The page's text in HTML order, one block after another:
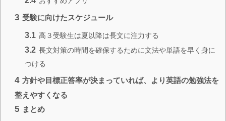
3 受験に向けたスケジュール
3.1 高３受験生は夏以降は長文に注力する
3.2 長文対策の時間を確保するために文法や単語を早く身に
つける
4 方針や目標正答率が決まっていれば、より英語の勉強法を
整えやすくなる
5 まとめ